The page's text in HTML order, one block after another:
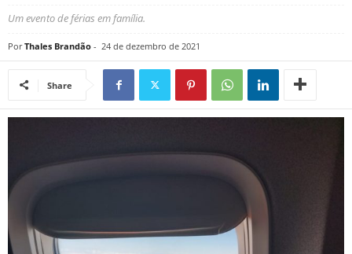
Um evento de férias em família.
Por Thales Brandão - 24 de dezembro de 2021
Share